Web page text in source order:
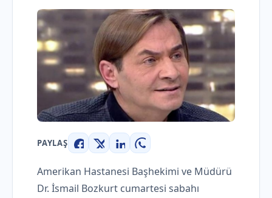
PAYLAŞ
Facebook
X LinkedInWhatsApp
Amerikan Hastanesi Başhekimi ve Müdürü
Dr. İsmail Bozkurt cumartesi sabahı